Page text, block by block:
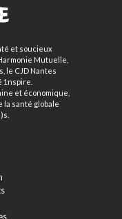
et soucieux
Mutuelle,
le CJD Nantes
1nspire.
et économique,
la santé globale